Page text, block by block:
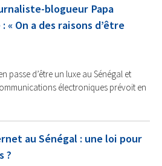
blogueur Papa
« On a des raisons d’être
passe d’être un luxe au Sénégal et
électroniques prévoit en
au Sénégal : une loi pour
?